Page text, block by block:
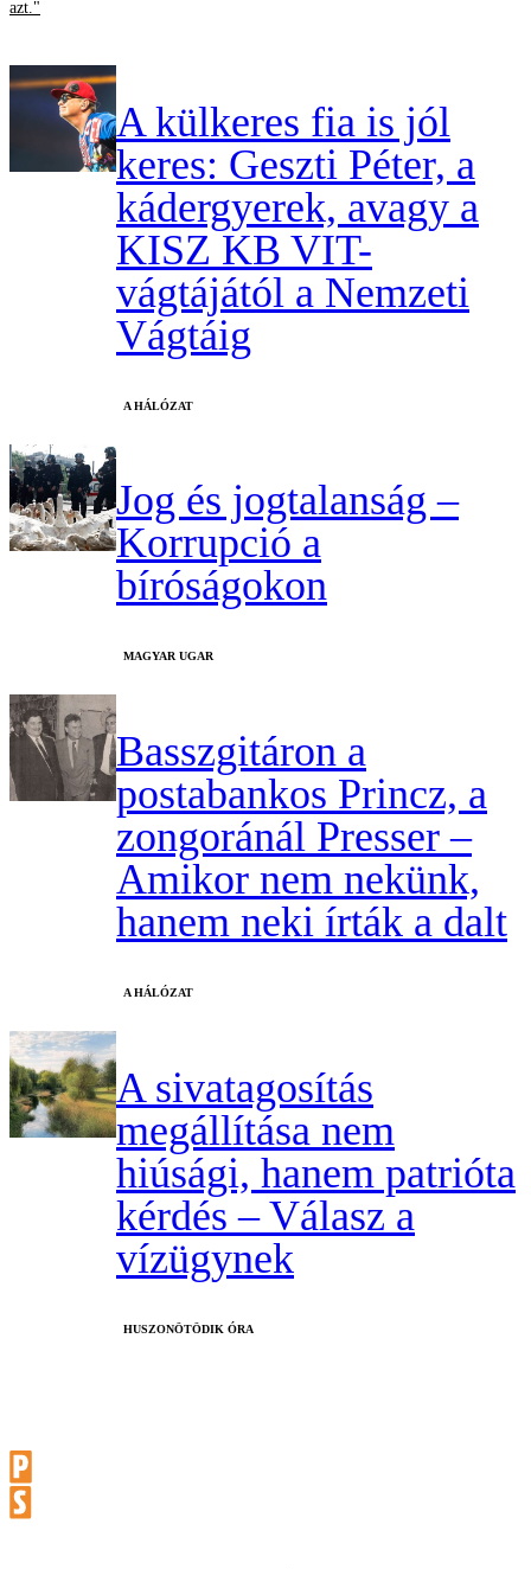
azt."
A külkeres fia is jól
keres: Geszti Péter, a
kádergyerek, avagy a
KISZ KB VIT-
vágtájától a Nemzeti
Vágtáig
A HÁLÓZAT
Jog és jogtalanság –
Korrupció a
bíróságokon
MAGYAR UGAR
Basszgitáron a
postabankos Princz, a
zongoránál Presser –
Amikor nem nekünk,
hanem neki írták a dalt
A HÁLÓZAT
A sivatagosítás
megállítása nem
hiúsági, hanem patrióta
kérdés – Válasz a
vízügynek
HUSZONÖTÖDIK ÓRA